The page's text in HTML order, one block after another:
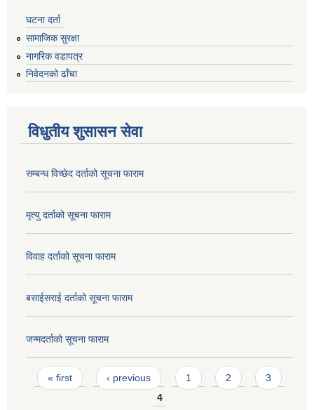
घटना दर्ता
सामाजिक सुरक्षा
नागरिक वडापत्र
निवेदनको ढाँचा
विधुतीय शुसासन सेवा
सम्बन्ध विच्छेद दर्ताको सूचना फाराम
मृत्यु दर्ताको सूचना फाराम
विवाह दर्ताको सूचना फाराम
बसाईसराई दर्ताको सूचना फाराम
जन्मदर्ताको सूचना फाराम
Pages
« first ‹ previous 1 2
3
4